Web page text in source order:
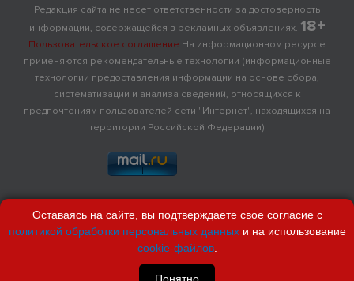
Редакция сайта не несет ответственности за достоверность
информации, содержащейся в рекламных объявлениях. 18+
Пользовательское соглашение На информационном ресурсе
применяются рекомендательные технологии (информационные
технологии предоставления информации на основе сбора,
систематизации и анализа сведений, относящихся к
предпочтениям пользователей сети "Интернет", находящихся на
территории Российской Федерации)
Оставаясь на сайте, вы подтверждаете свое согласие с
политикой обработки персональных данныхи на использование
cookie-файлов.